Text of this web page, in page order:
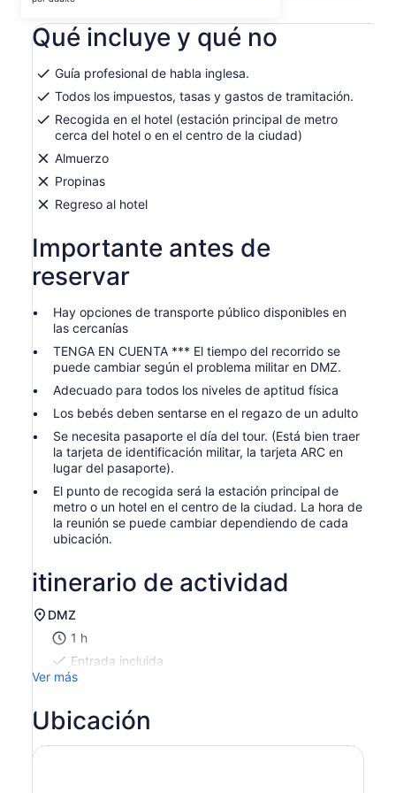
US$ 74.949.
por
adulto
en
Qué incluye y qué no
Guía profesional de habla inglesa.
Todos los impuestos, tasas y gastos de tramitación.
Recogida en el hotel (estación principal de metro
cerca del hotel o en el centro de la ciudad)
Almuerzo
Propinas
Regreso al hotel
Importante antes de
reservar
Hay opciones de transporte público disponibles en
las cercanías
TENGA EN CUENTA *** El tiempo del recorrido se
puede cambiar según el problema militar en DMZ.
Adecuado para todos los niveles de aptitud física
Los bebés deben sentarse en el regazo de un adulto
Se necesita pasaporte el día del tour. (Está bien traer
la tarjeta de identificación militar, la tarjeta ARC en
lugar del pasaporte).
El punto de recogida será la estación principal de
metro o un hotel en el centro de la ciudad. La hora de
la reunión se puede cambiar dependiendo de cada
ubicación.
itinerario de actividad
DMZ
1 h
Entrada incluida
Ver más
Ubicación